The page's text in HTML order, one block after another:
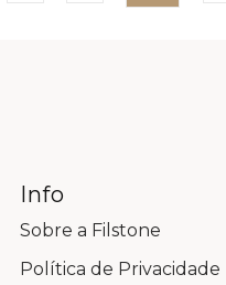
Info
Sobre a Filstone
Política de Privacidade